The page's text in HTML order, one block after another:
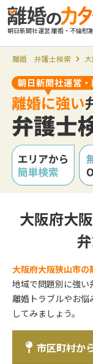
朝日新聞社運営 離婚・不倫慰
離婚 弁護士検索
大阪府大
大阪府大阪狭山市の
地域で問題別に強い
離婚トラブルやお
してみましょう。
市区町村か